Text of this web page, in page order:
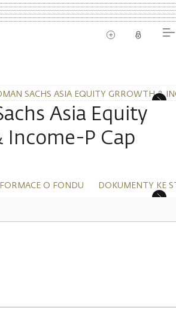
SACHS ASIA EQUITY GRROWTH &
Asia Equity
P Cap
O FONDU DOKUMENTY KE